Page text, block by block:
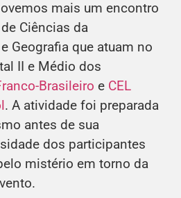
mais um encontro
Ciências da
Geografia que atuam no
II e Médio dos
Brasileiro e CEL
. A atividade foi preparada
antes de sua
dos participantes
mistério em torno da